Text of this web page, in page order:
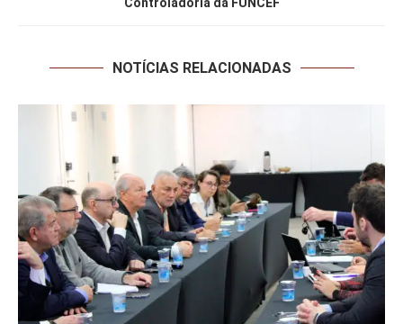
NOTÍCIAS RELACIONADAS